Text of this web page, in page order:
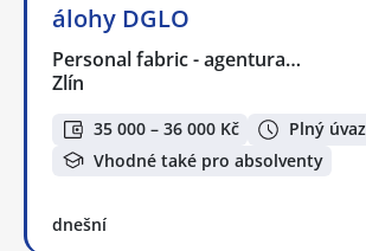
álohy DGLO
Personal fabric - agentura…
Zlín
35 000 – 36 000 Kč
Plný
Vhodné také pro absolventy
dnešní